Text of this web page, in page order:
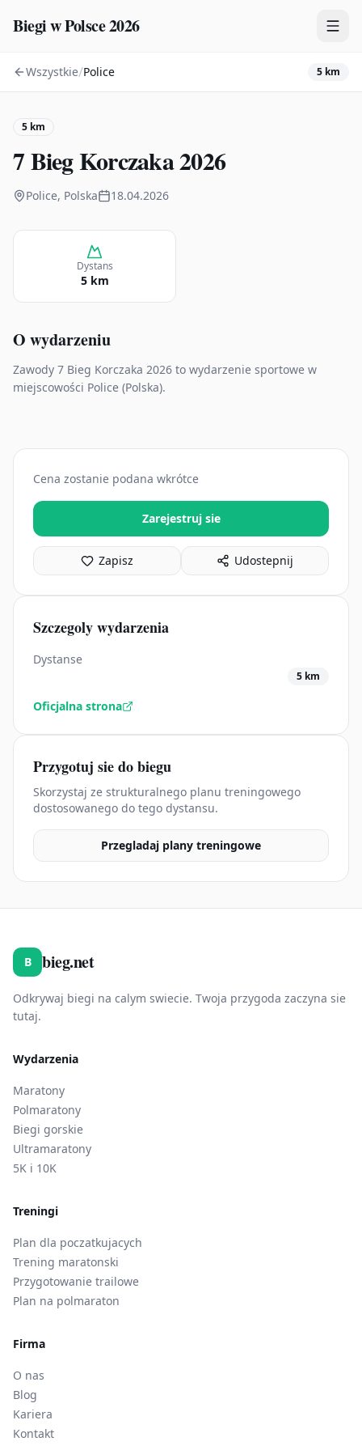
Biegi w Polsce 2026
Zawody
Kalendarz
Wszystkie/Police 5 km
5 km
7 Bieg Korczaka 2026
Police, Polska 18.04.2026
Dystans
5 km
O wydarzeniu
Zawody 7 Bieg Korczaka 2026 to wydarzenie sportowe w
miejscowości Police (Polska).
Cena zostanie podana wkrótce
Zarejestruj sie
Zapisz Udostepnij
Szczegoly wydarzenia
Dystanse
5 km
Oficjalna strona
Przygotuj sie do biegu
Skorzystaj ze strukturalnego planu treningowego
dostosowanego do tego dystansu.
Przegladaj plany treningowe
B bieg.net
Odkrywaj biegi na calym swiecie. Twoja przygoda zaczyna sie
tutaj.
Wydarzenia
Maratony
Polmaratony
Biegi gorskie
Ultramaratony
5K i 10K
Treningi
Plan dla poczatkujacych
Trening maratonski
Przygotowanie trailowe
Plan na polmaraton
Firma
O nas
Blog
Kariera
Kontakt